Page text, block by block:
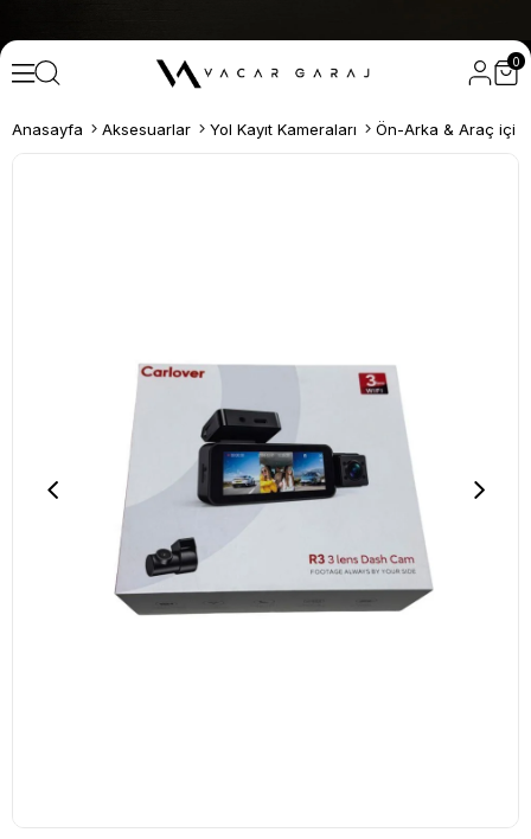
0
Anasayfa Aksesuarlar Yol Kayıt Kameraları